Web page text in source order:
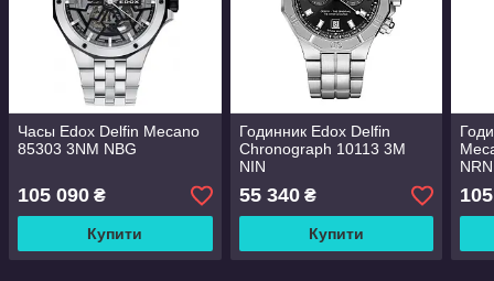
Часы Edox Delfin Mecano
85303 3NM NBG
105 090 ₴
Купити
Годинник Edox Delfin
Chronograph 10113 3M
NIN
55 340₴
Купити
NRN